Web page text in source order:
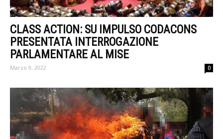
CLASS ACTION: SU IMPULSO CODACONS
PRESENTATA INTERROGAZIONE
PARLAMENTARE AL MISE
Marzo 9, 2022 0